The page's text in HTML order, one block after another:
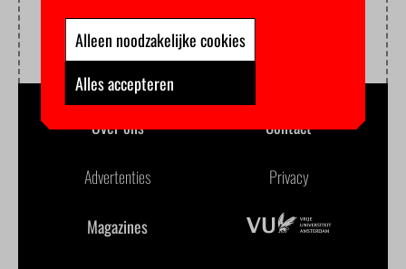
Over ons Contact
Advertenties Privacy
Magazines
Alleen noodzakelijke cookies
Alles accepteren